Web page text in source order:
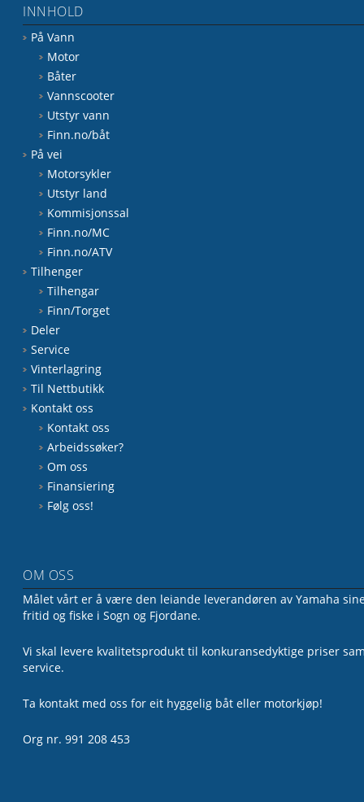
INNHOLD
På Vann
Motor
Båter
Vannscooter
Utstyr vann
Finn.no/båt
På vei
Motorsykler
Utstyr land
Kommisjonssal
Finn.no/MC
Finn.no/ATV
Tilhenger
Tilhengar
Finn/Torget
Deler
Service
Vinterlagring
Til Nettbutikk
Kontakt oss
Kontakt oss
Arbeidssøker?
Om oss
Finansiering
Følg oss!
OM OSS
Målet vårt er å være den leiande leverandøren av Yamaha
fritid og fiske i Sogn og Fjordane.
Vi skal levere kvalitetsprodukt til konkuransedyktige priser
service.
Ta kontakt med oss for eit hyggelig båt eller motorkjøp!
Org nr. 991 208 453